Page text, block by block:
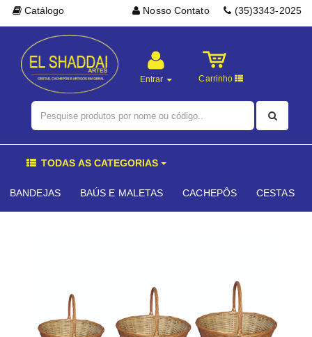
Nosso Contato (35)3343-2025
Catálogo
Entrar Carrinho
TODAS AS CATEGORIAS
BANDEJAS BAÚS E MALETAS CACHEPÔS CESTAS